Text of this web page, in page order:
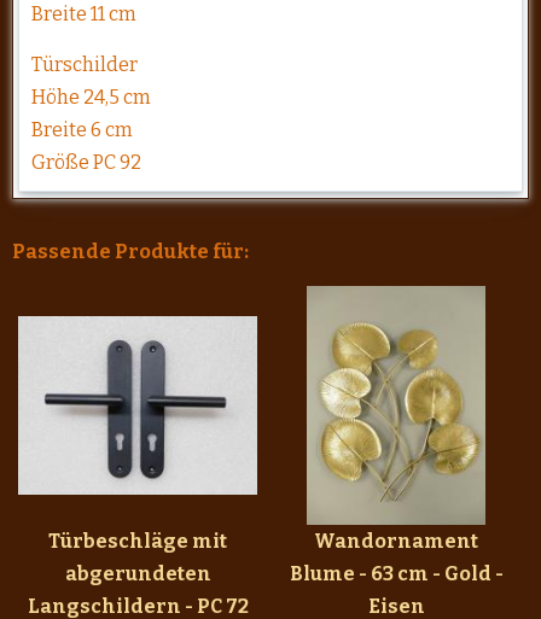
Breite 11 cm
Türschilder
Höhe 24,5 cm
Breite 6 cm
Größe PC 92
Passende Produkte für:
Türbeschläge mit
abgerundeten
Langschildern - PC 72
Wandornament
Blume - 63 cm - Gold -
Eisen